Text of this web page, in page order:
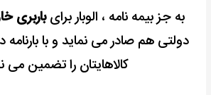
به جز بیمه نامه ، الوبار برایباربری
دولتی هم صادر می نماید و با بارنامه
کالاهایتان را تضمین می